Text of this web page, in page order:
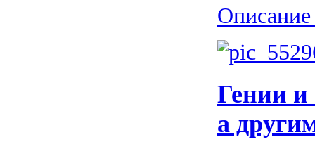
Описание
Гении и
а